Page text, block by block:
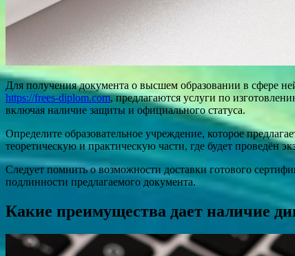
Для получения документа о высшем образовании в сфере
https://frees-diplom.com, предлагаются услуги по
включая наличие защиты и официального статуса.
Определите образовательное учреждение, которое
теоретическую и практическую части, где будет проведён
Следует помнить о возможности доставки готового
подлинности предлагаемого документа.
Какие преимущества дает наличие